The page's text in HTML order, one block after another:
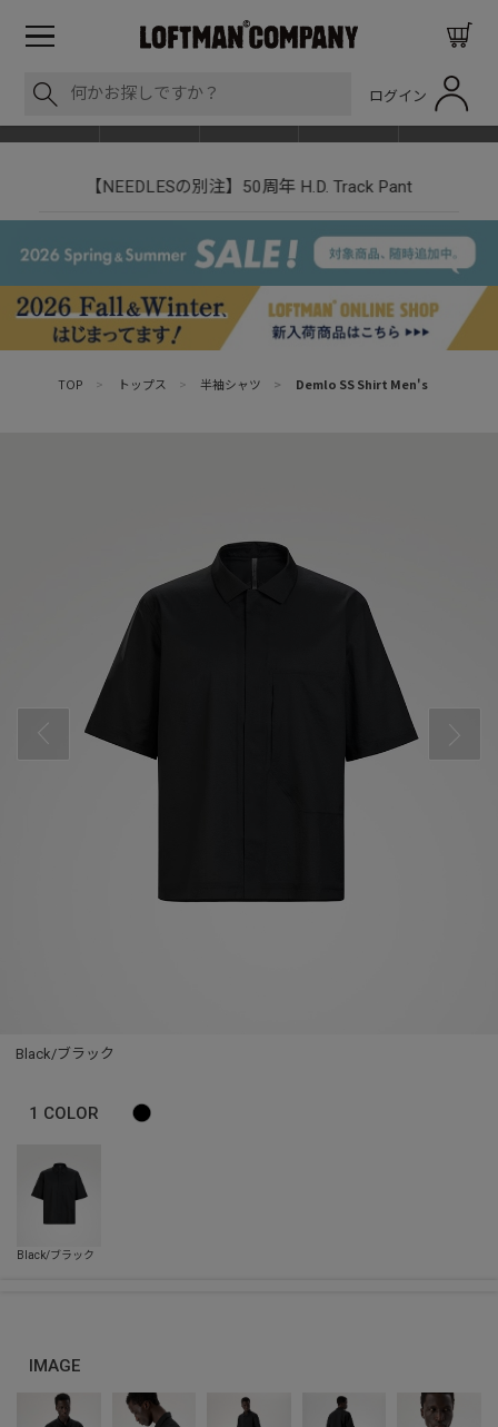
ログイン
【NEEDLESの別注】50周年 H.D. Track Pant
TOP > トップス > 半袖シャツ > Demlo SS Shirt Men's
Black/ブラック
1 COLOR
IMAGE